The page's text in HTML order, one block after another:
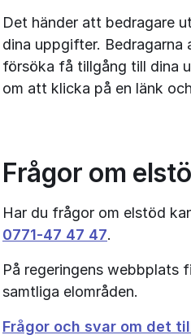
Det händer att bedragare
dina uppgifter. Bedragarna
försöka få tillgång till dina
om att klicka på en länk
Frågor om
0771‑47 47 47.
På regeringens webbplats
samtliga elområden.
Frågor och svar om det